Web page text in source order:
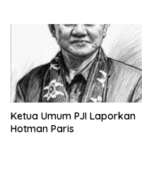
Ketua Umum PJI Laporkan
Hotman Paris